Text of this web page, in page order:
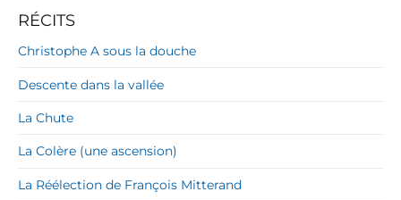
RÉCITS
Christophe A sous la douche
Descente dans la vallée
La Chute
La Colère (une ascension)
La Réélection de François Mitterand